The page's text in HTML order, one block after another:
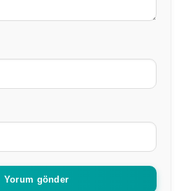
istanbula gelmeyi
dis yaptirmak
Yorum gönder